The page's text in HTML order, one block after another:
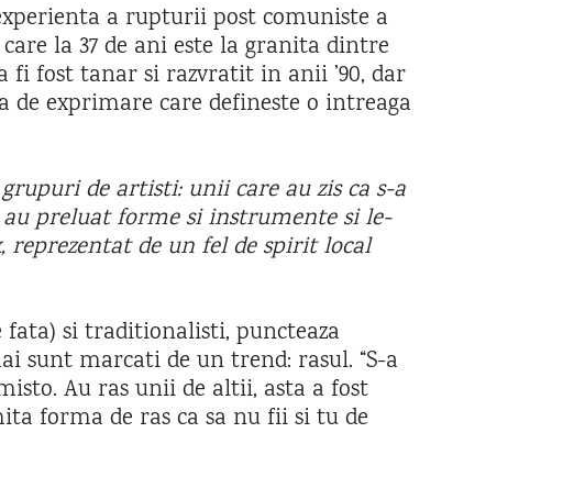
a rupturii post comuniste a
la 37 de ani este la granita dintre
fi fost tanar si razvratit in anii ’90, dar
exprimare care defineste o intreaga
de artisti: unii care au zis ca s-a
preluat forme si instrumente si le-
de un fel de spirit local
si traditionalisti, puncteaza
sunt marcati de un trend: rasul. “S-a
Au ras unii de altii, asta a fost
forma de ras ca sa nu fii si tu de